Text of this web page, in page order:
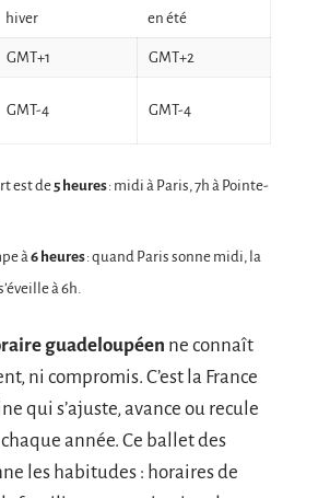
hiver
en été
GMT+1 GMT+2
GMT-4 GMT-4
est de 5 heures: midi à Paris, 7h à Pointe-
à6 heures: quand Paris sonne midi, la
à 6h.
guadeloupéen ne connaît
ni compromis. C’est la France
qui s’ajuste, avance ou recule
année. Ce ballet des
les habitudes : horaires de